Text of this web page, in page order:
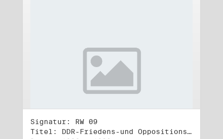
Signatur: RW 09
Titel: DDR-Friedens-und Oppositionsbewegung (2)